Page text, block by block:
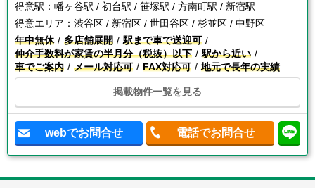
得意駅： 幡ヶ谷駅 / 初台駅 / 笹塚駅 / 方南町駅 / 新宿駅
得意エリア： 渋谷区 / 新宿区 / 世田谷区 / 杉並区 / 中野区
年中無休
多店舗展開
駅まで車で送迎可
仲介手数料が家賃の半月分（税抜）以下
駅から近い
車でご案内
メール対応可 FAX対応可 地元で長年の実績
掲載物件一覧を見る
webでお問合せ 電話でお問合せ